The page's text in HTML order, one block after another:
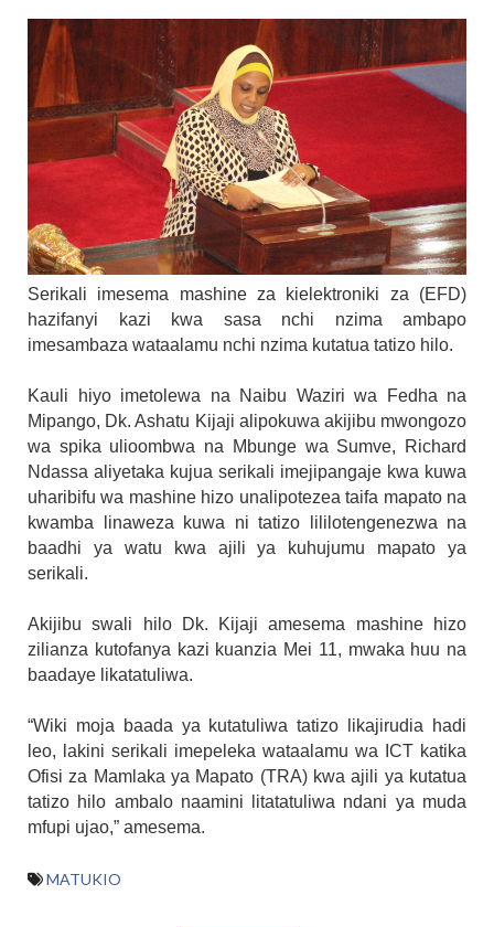
OSCAR ASSENGA-Aug 07 2026
DARAJA LA BILIONI 1.2 KUONDOA
MSUMBA-Aug 07 2026
WAFANYABIASHARA WA MADUKA YA
OSCAR ASSENGA
CCM: Uchaguzi Wa Haki Ndiyo Msingi
MSUMBA - Aug 07 2026
KIELELEZO KIPYA CHA VIWANGO
MSUMBA-Aug 07 2026
Serikali imesema mashine za kielektroniki za (EFD)
hazifanyi kazi kwa sasa nchi nzima ambapo
imesambaza wataalamu nchi nzima kutatua tatizo hilo.
Kauli hiyo imetolewa na Naibu Waziri wa Fedha na
Mipango, Dk. Ashatu Kijaji alipokuwa akijibu mwongozo
wa spika ulioombwa na Mbunge wa Sumve, Richard
Ndassa aliyetaka kujua serikali imejipangaje kwa kuwa
uharibifu wa mashine hizo unalipotezea taifa mapato na
kwamba linaweza kuwa ni tatizo lililotengenezwa na
baadhi ya watu kwa ajili ya kuhujumu mapato ya
serikali.
Akijibu swali hilo Dk. Kijaji amesema mashine hizo
zilianza kutofanya kazi kuanzia Mei 11, mwaka huu na
baadaye likatatuliwa.
“Wiki moja baada ya kutatuliwa tatizo likajirudia hadi
leo, lakini serikali imepeleka wataalamu wa ICT katika
Ofisi za Mamlaka ya Mapato (TRA) kwa ajili ya kutatua
tatizo hilo ambalo naamini litatatuliwa ndani ya muda
mfupi ujao,” amesema.
MATUKIO